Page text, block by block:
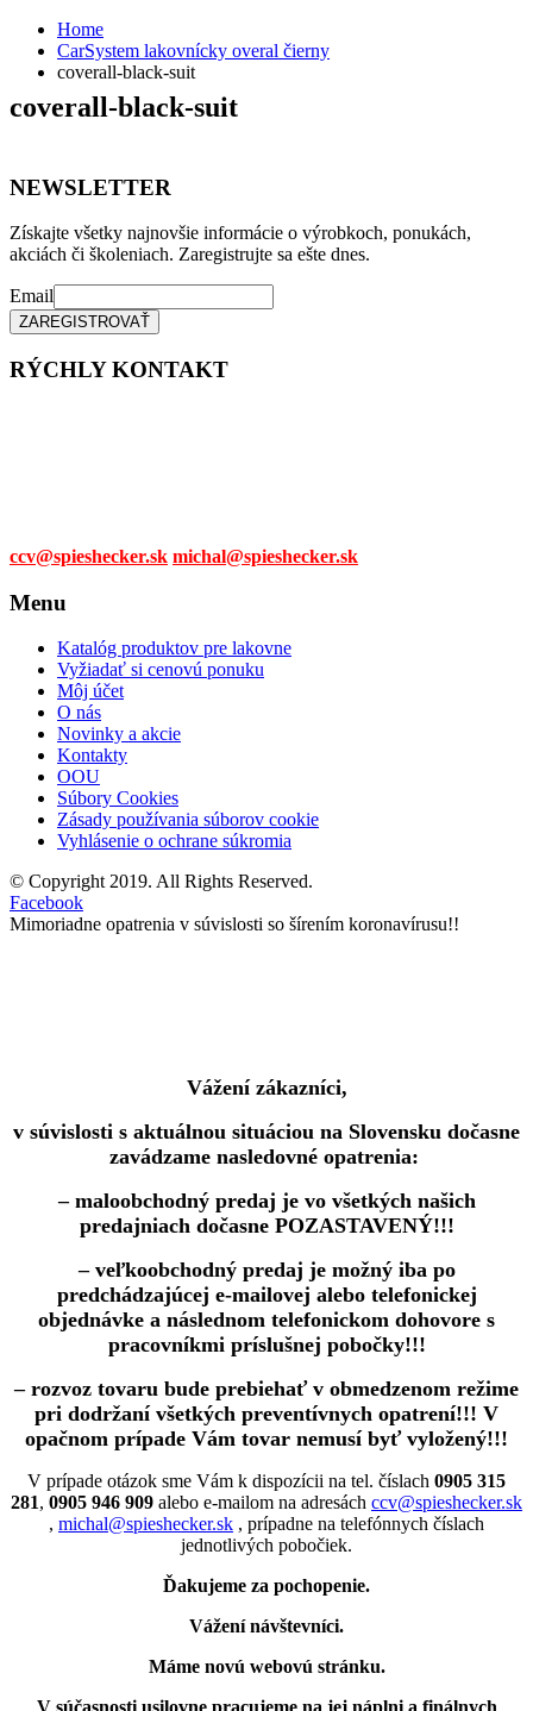
Home
CarSystem lakovnícky overal čierny
coverall-black-suit
coverall-black-suit
NEWSLETTER
Získajte všetky najnovšie informácie o výrobkoch, ponukách,
akciách či školeniach. Zaregistrujte sa ešte dnes.
Email
RÝCHLY KONTAKT
ccv@spieshecker.sk michal@spieshecker.sk
Menu
Katalóg produktov pre lakovne
Vyžiadať si cenovú ponuku
Môj účet
O nás
Novinky a akcie
Kontakty
OOU
Súbory Cookies
Zásady používania súborov cookie
Vyhlásenie o ochrane súkromia
© Copyright 2019. All Rights Reserved.
Facebook
Mimoriadne opatrenia v súvislosti so šírením koronavírusu!!
Vážení zákazníci,
v súvislosti s aktuálnou situáciou na Slovensku dočasne
zavádzame nasledovné opatrenia:
– maloobchodný predaj je vo všetkých našich
predajniach dočasne POZASTAVENÝ!!!
– veľkoobchodný predaj je možný iba po
predchádzajúcej e-mailovej alebo telefonickej
objednávke a následnom telefonickom dohovore s
pracovníkmi príslušnej pobočky!!!
– rozvoz tovaru bude prebiehať v obmedzenom režime
pri dodržaní všetkých preventívnych opatrení!!! V
opačnom prípade Vám tovar nemusí byť vyložený!!!
V prípade otázok sme Vám k dispozícii na tel. číslach 0905 315
281, 0905 946 909 alebo e-mailom na adresách ccv@spieshecker.sk
, michal@spieshecker.sk , prípadne na telefónnych číslach
jednotlivých pobočiek.
Ďakujeme za pochopenie.
Vážení návštevníci.
Máme novú webovú stránku.